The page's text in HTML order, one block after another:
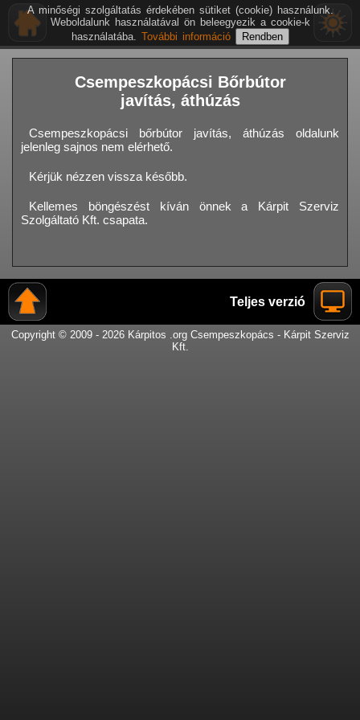
Csempeszkopácsi Bőrbútor
javítás, áthúzás
Csempeszkopácsi bőrbútor javítás, áthúzás oldalunk
jelenleg sajnos nem elérhető.
Kérjük nézzen vissza később.
Kellemes böngészést kíván önnek a Kárpit Szerviz
Szolgáltató Kft. csapata.
Teljes verzió
Copyright © 2009 - 2026 Kárpitos .org Csempeszkopács - Kárpit Szerviz
Kft.
A minőségi szolgáltatás érdekében sütiket (cookie) használunk.
Weboldalunk használatával ön beleegyezik a cookie-k
használatába. További információ